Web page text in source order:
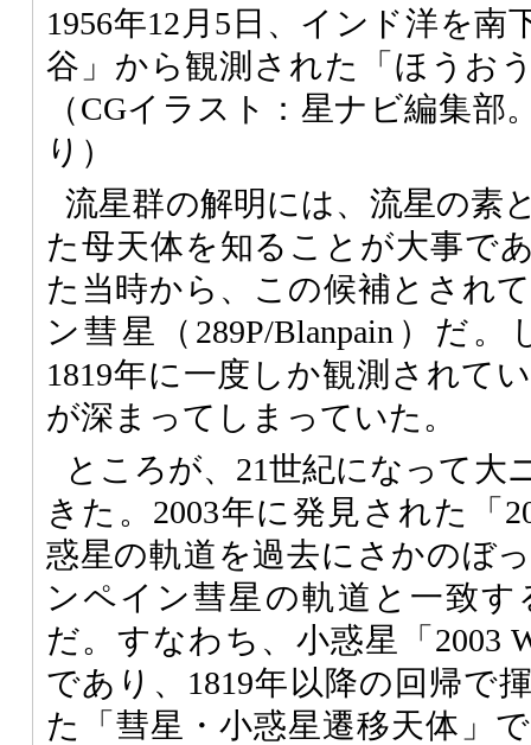
1956年12月5日、インド洋を南
谷」から観測された「ほうお
（CGイラスト：星ナビ編集部
り）
流星群の解明には、流星の素
た母天体を知ることが大事で
た当時から、この候補とされ
ン彗星（289P/Blanpain）だ
1819年に一度しか観測されて
が深まってしまっていた。
ところが、21世紀になって大
きた。2003年に発見された「
惑星の軌道を過去にさかのぼ
ンペイン彗星の軌道と一致
だ。すなわち、小惑星「2003
であり、1819年以降の回帰で
た「彗星・小惑星遷移天体」